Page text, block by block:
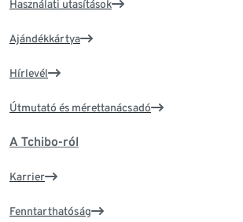
Használati utasítások
Ajándékkártya
Hírlevél
Útmutató és mérettanácsadó
A Tchibo-ról
Karrier
Fenntarthatóság